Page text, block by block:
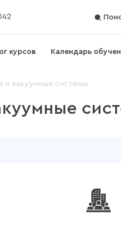
курсов Календарь
и вакуумные системы